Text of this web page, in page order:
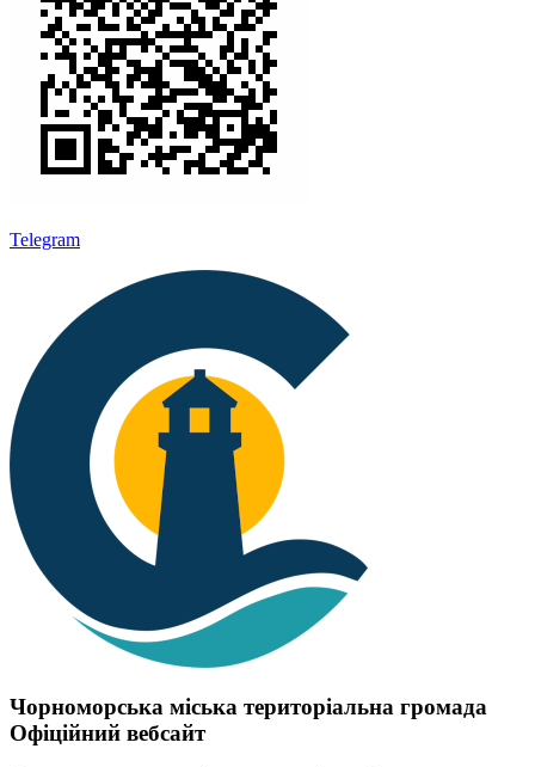
Telegram
Чорноморська міська територіальна громада
Офіційний вебсайт